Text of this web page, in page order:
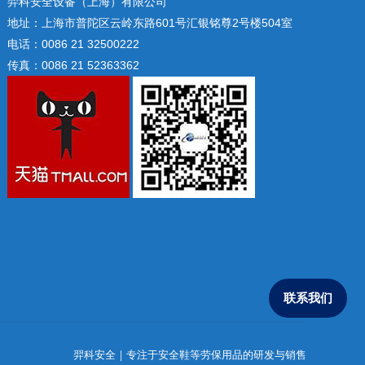
地址：上海市普陀区云岭东路601号汇银铭尊2号楼504室
电话：0086 21 32500222
传真：0086 21 52363362
羿科安全｜专注于安全鞋等劳保用品的研发与销售
联系我们